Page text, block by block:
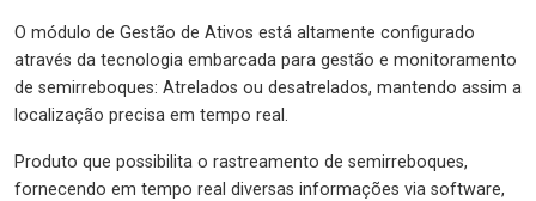
O módulo de Gestão de Ativos está altamente configurado
através da tecnologia embarcada para gestão e monitoramento
de semirreboques: Atrelados ou desatrelados, mantendo assim a
localização precisa em tempo real.
Produto que possibilita o rastreamento de semirreboques,
fornecendo em tempo real diversas informações via software,